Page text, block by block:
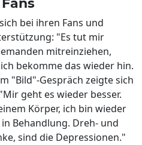
bei ihren Fans und
"Es tut mir
mitreinziehen,
bekomme das wieder hin.
"Bild"-Gespräch zeigte sich
geht es wieder besser.
Körper, ich bin wieder
Behandlung. Dreh- und
sind die Depressionen."